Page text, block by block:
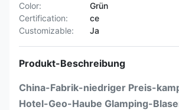
Color:
Grün
Certification:
ce
Customizable:
Ja
Produkt-Beschreibung
China-Fabrik-niedriger Preis-
Hotel-Geo-Haube Glamping-